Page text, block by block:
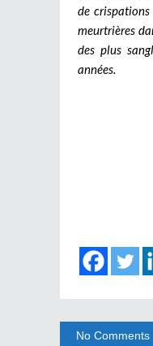
de
meurtrières
des plus
années.
No Comments